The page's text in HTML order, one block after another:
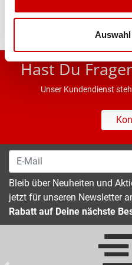
* UVP des Herstellers; Alle
Hast Du
Unser Kundendienst
Bleib über Neuheiten und
jetzt für unseren Newsletter
Rabatt auf Deine nächste